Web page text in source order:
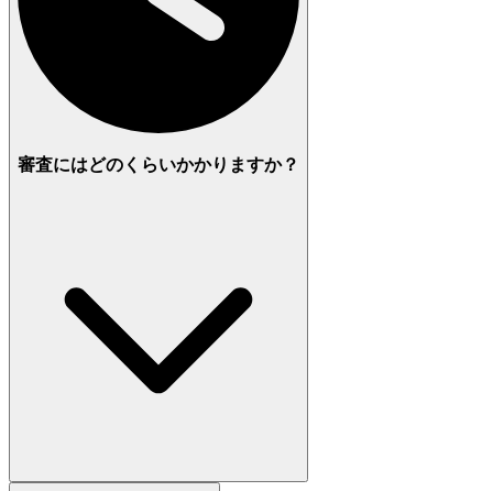
審査にはどのくらいかかりますか？